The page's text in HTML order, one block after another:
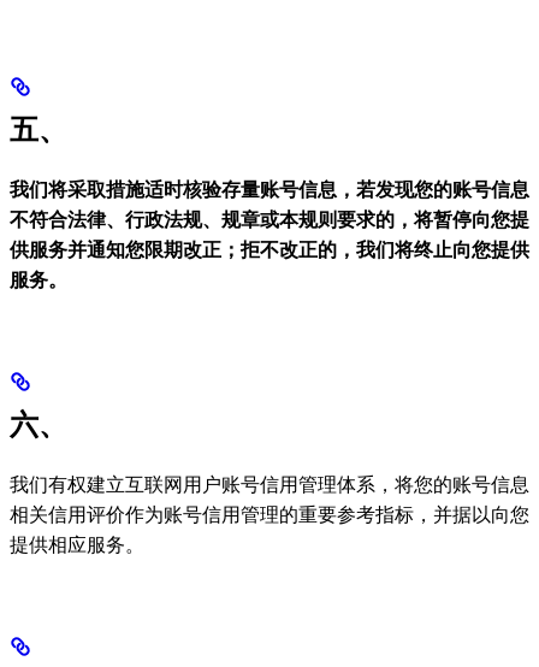
五、
我们将采取措施适时核验存量账号信息，若发现您的账号信息
不符合法律、行政法规、规章或本规则要求的，将暂停向您提
供服务并通知您限期改正；拒不改正的，我们将终止向您提供
服务。
六、
我们有权建立互联网用户账号信用管理体系，将您的账号信息
相关信用评价作为账号信用管理的重要参考指标，并据以向您
提供相应服务。